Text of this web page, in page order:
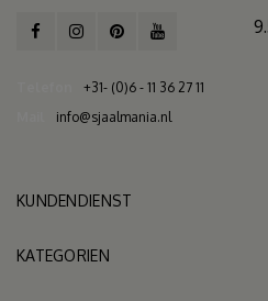
+31- (0)6 - 11 36 27 11
info@sjaalmania.nl
KUNDENDIENST
KATEGORIEN